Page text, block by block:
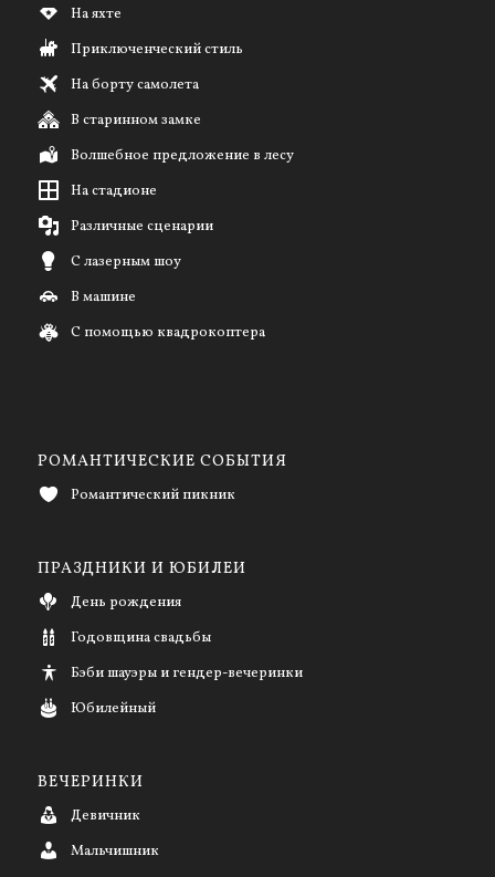
На яхте
Приключенческий стиль
На борту самолета
В старинном замке
Волшебное предложение в лесу
На стадионе
Различные сценарии
С лазерным шоу
В машине
С помощью квадрокоптера
РОМАНТИЧЕСКИЕ СОБЫТИЯ
Романтический пикник
ПРАЗДНИКИ И ЮБИЛЕИ
День рождения
Годовщина свадьбы
Бэби шауэры и гендер-вечеринки
Юбилейный
ВЕЧЕРИНКИ
Девичник
Мальчишник